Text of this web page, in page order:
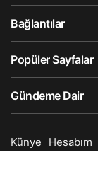
Bağlantılar
Popüler Sayfalar
Gündeme Dair
Künye Hesabım